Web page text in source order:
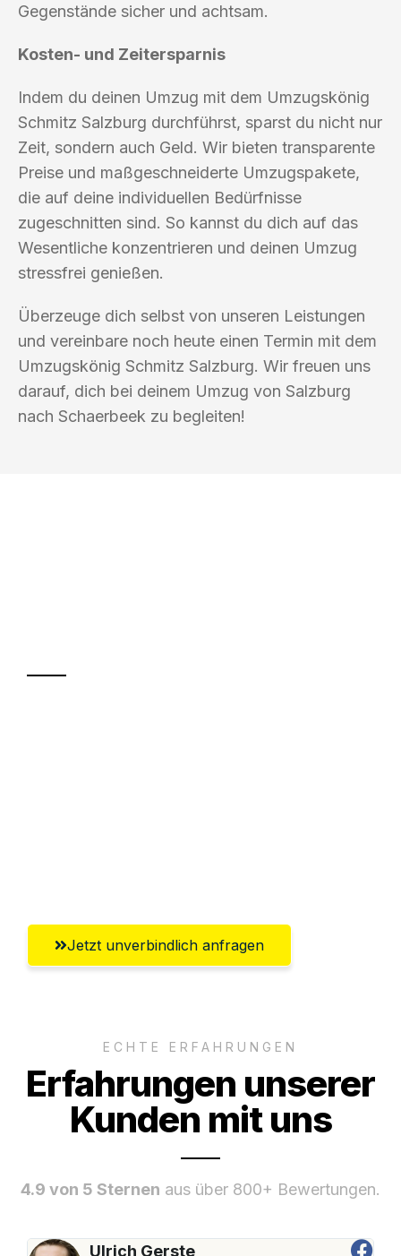
Gegenstände sicher und achtsam.
Kosten- und Zeitersparnis
Indem du deinen Umzug mit dem Umzugskönig
Schmitz Salzburg durchführst, sparst du nicht nur
Zeit, sondern auch Geld. Wir bieten transparente
Preise und maßgeschneiderte Umzugspakete,
die auf deine individuellen Bedürfnisse
zugeschnitten sind. So kannst du dich auf das
Wesentliche konzentrieren und deinen Umzug
stressfrei genießen.
Überzeuge dich selbst von unseren Leistungen
und vereinbare noch heute einen Termin mit dem
Umzugskönig Schmitz Salzburg. Wir freuen uns
darauf, dich bei deinem Umzug von Salzburg
nach Schaerbeek zu begleiten!
Jetzt unverbindlich anfragen
ECHTE ERFAHRUNGEN
Erfahrungen unserer
Kunden mit uns
4.9 von 5 Sternen aus über 800+ Bewertungen.
Ulrich Gerste